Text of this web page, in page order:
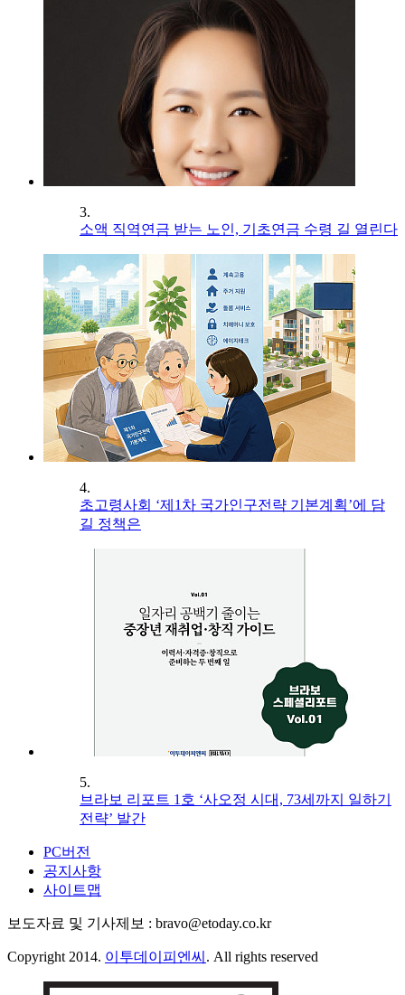
3.
소액 직역연금 받는 노인, 기초연금 수령 길 열린다
4.
초고령사회 ‘제1차 국가인구전략 기본계획’에 담
길 정책은
5.
브라보 리포트 1호 ‘사오정 시대, 73세까지 일하기
전략’ 발간
PC버전
공지사항
사이트맵
보도자료 및 기사제보 : bravo@etoday.co.kr
Copyright 2014. 이투데이피엔씨 . All rights reserved